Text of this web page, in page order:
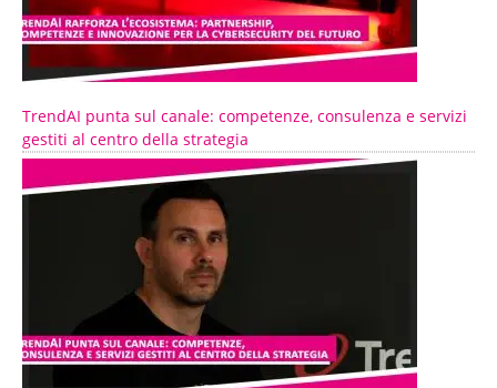
TrendAI punta sul canale: competenze, consulenza e servizi
gestiti al centro della strategia